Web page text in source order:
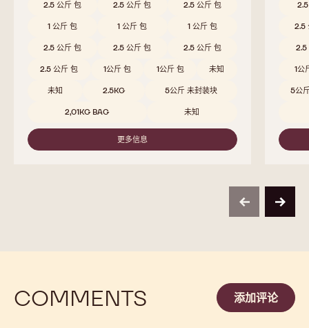
2.5 公斤 包 2.5 公斤 包 2.5 公斤 包
1 公斤 包 1 公斤 包 1 公斤 包
2.5 公斤 包 2.5 公斤 包 2.5 公斤 包
2.5 公斤 包 1公斤 包 1公斤 包 未知
未知 2.5KG 5公斤 未封装块
2,01KG BAG 未知
更多信息
-
2.5
2.5
1公
5公
previousnext
COMMENTS 添加评论